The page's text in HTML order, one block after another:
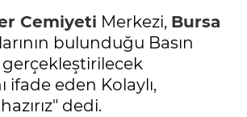
Cemiyeti Merkezi, Bursa
bulunduğu Basın
gerçekleştirilecek
ifade eden Kolaylı,
dedi.